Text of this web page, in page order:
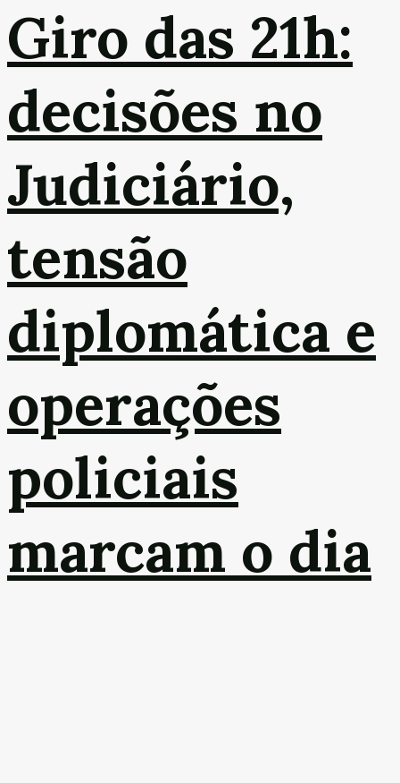
Giro das 21h:
decisões no
Judiciário,
tensão
diplomática e
operações
policiais
marcam o dia